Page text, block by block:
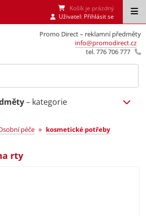
Promo Direct – reklamní předměty
info@promodirect.cz
tel. 776 706 777
Košík je prázdný
Uživatel: Přihlásit se
– kategorie
péče » kosmetické potřeby
rty